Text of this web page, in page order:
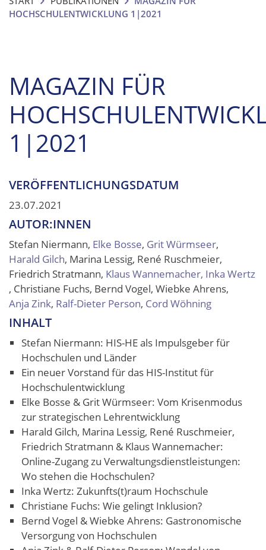
HOCHSCHULENTWICKLUNG 1|2021
MAGAZIN FÜR
1|2021
VERÖFFENTLICHUNGSDATUM
23.07.2021
AUTOR:INNEN
Stefan Niermann, Elke Bosse, Grit Würmseer,
Harald Gilch, Marina Lessig, René Ruschmeier,
Friedrich Stratmann, Klaus Wannemacher, Inka Wertz
, Christiane Fuchs, Bernd Vogel, Wiebke Ahrens,
Anja Zink, Ralf-Dieter Person, Cord Wöhning
INHALT
Stefan Niermann: HIS-HE als Impulsgeber für
Hochschulen und Länder
Ein neuer Vorstand für das HIS-Institut für
Hochschulentwicklung
Elke Bosse & Grit Würmseer: Vom Krisenmodus
zur strategischen Lehrentwicklung
Harald Gilch, Marina Lessig, René Ruschmeier,
Friedrich Stratmann & Klaus Wannemacher:
Online-Zugang zu Verwaltungsdienstleistungen:
Wo stehen die Hochschulen?
Inka Wertz: Zukunfts(t)raum Hochschule
Christiane Fuchs: Wie gelingt Inklusion?
Bernd Vogel & Wiebke Ahrens: Gastronomische
Versorgung von Hochschulen